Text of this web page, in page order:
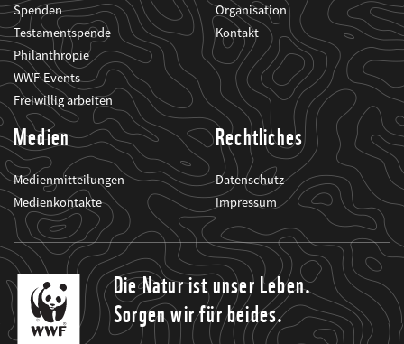
Spenden
Testamentspende
Philanthropie
WWF-Events
Freiwillig arbeiten
Organisation
Kontakt
Medien
Medienmitteilungen
Medienkontakte
Rechtliches
Datenschutz
Impressum
Die Natur ist unser Leben.
Sorgen wir für beides.